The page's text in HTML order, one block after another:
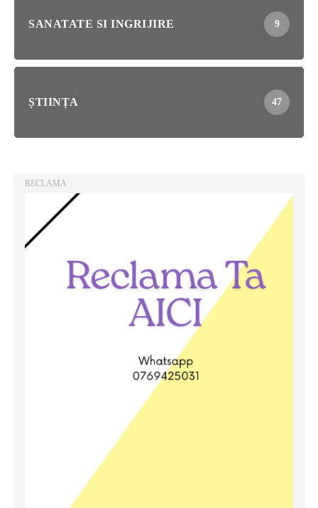
SANATATE SI INGRIJIRE 9
ȘTIINȚA 47
RECLAMA